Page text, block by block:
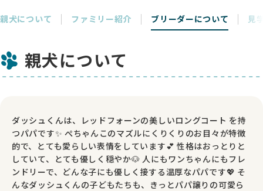
親犬について ファミリー紹介 ブリーダーについて 見
親犬について
ダッシュくんは、レッドフォーンの美しいロングコート を持
つパパです✨ ぺちゃんこのマズルにくりくりのお目々が特徴
的で、とても愛らしい表情をしています💕 性格はおっとりと
していて、とても優しく穏やか🐶 人にもワンちゃんにもフレ
ンドリーで、どんな子にも優しく接する温厚なパパです💖 そ
んなダッシュくんの子どもたちも、きっとパパ譲りの可愛ら